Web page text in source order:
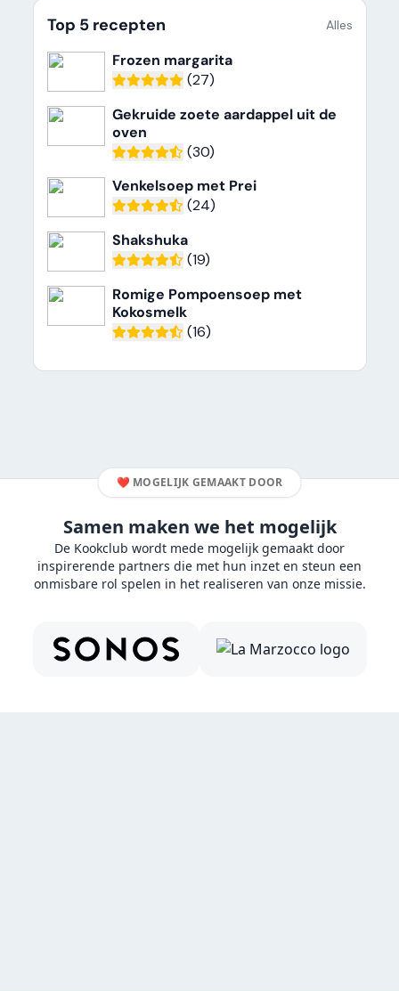
Top 5 recepten Alles
Frozen margarita
(27)
Gekruide zoete aardappel uit de
oven
(30)
Venkelsoep met Prei
(24)
Shakshuka
(19)
Romige Pompoensoep met
Kokosmelk
(16)
❤️ MOGELIJK GEMAAKT DOOR
Samen maken we het mogelijk
De Kookclub wordt mede mogelijk gemaakt door
inspirerende partners die met hun inzet en steun een
onmisbare rol spelen in het realiseren van onze missie.